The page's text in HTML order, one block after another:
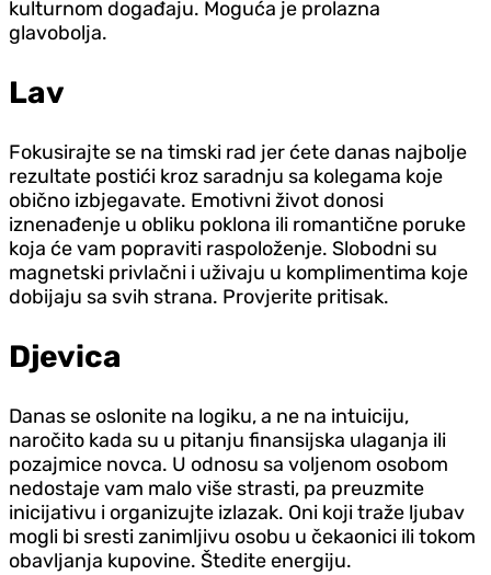
kulturnom događaju. Moguća je prolazna
glavobolja.
Lav
Fokusirajte se na timski rad jer ćete danas najbolje
rezultate postići kroz saradnju sa kolegama koje
obično izbjegavate. Emotivni život donosi
iznenađenje u obliku poklona ili romantične poruke
koja će vam popraviti raspoloženje. Slobodni su
magnetski privlačni i uživaju u komplimentima koje
dobijaju sa svih strana. Provjerite pritisak.
Djevica
Danas se oslonite na logiku, a ne na intuiciju,
naročito kada su u pitanju finansijska ulaganja ili
pozajmice novca. U odnosu sa voljenom osobom
nedostaje vam malo više strasti, pa preuzmite
inicijativu i organizujte izlazak. Oni koji traže ljubav
mogli bi sresti zanimljivu osobu u čekaonici ili tokom
obavljanja kupovine. Štedite energiju.